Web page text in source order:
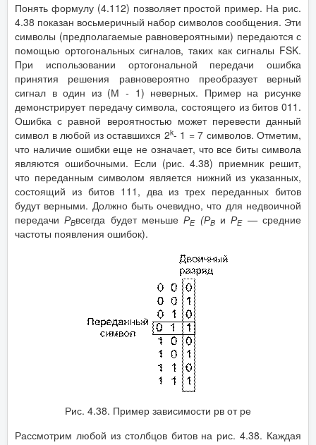
Понять формулу (4.112) позволяет простой пример. На рис.
4.38 показан восьмеричный набор символов сообщения. Эти
символы (предполагаемые равновероятными) передаются с
помощью ортогональных сигналов, таких как сигналы FSK.
При использовании ортогональной передачи ошибка
принятия решения равновероятно преобразует верный
сигнал в один из (М - 1) неверных. Пример на рисунке
демонстрирует передачу символа, состоящего из битов 011.
Ошибка с равной вероятностью может перевести данный
символ в любой из оставшихся 2k- 1 = 7 символов. Отметим,
что наличие ошибки еще не означает, что все биты символа
являются ошибочными. Если (рис. 4.38) приемник решит,
что переданным символом является нижний из указанных,
состоящий из битов 111, два из трех переданных битов
будут верными. Должно быть очевидно, что для недвоичной
передачиРВвсегда будет меньшеРЕ(РBиРЕ—средние
частоты появления ошибок).
Рис. 4.38. Пример зависимости рв от ре
Рассмотрим любой из столбцов битов на рис. 4.38. Каждая